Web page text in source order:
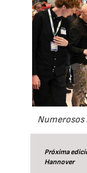
Numerosos
Próxima
Hannover